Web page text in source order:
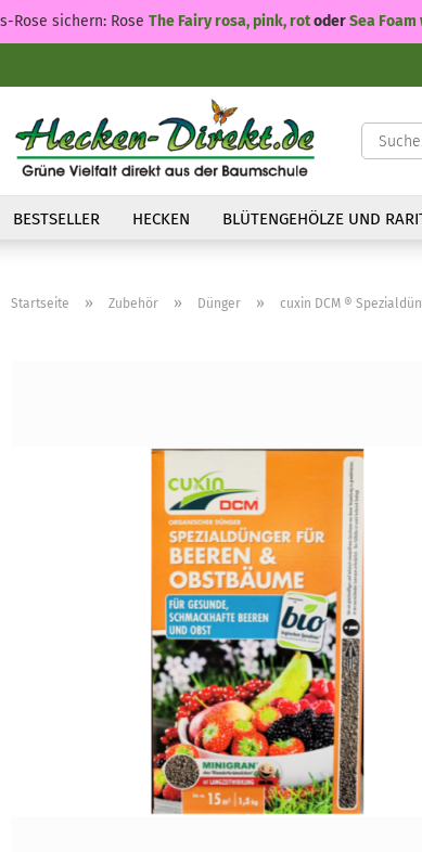
Rose sichern: Rose The Fairy rosa, pink, rotoderSea Foam
BESTSELLER HECKEN BLÜTENGEHÖLZE UND
Startseite » Zubehör » Dünger » cuxin DCM ®